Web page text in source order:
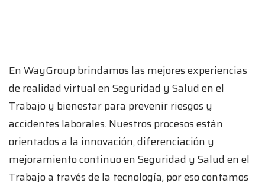
En WayGroup brindamos las mejores experiencias
de realidad virtual en Seguridad y Salud en el
Trabajo y bienestar para prevenir riesgos y
accidentes laborales. Nuestros procesos están
orientados a la innovación, diferenciación y
mejoramiento continuo en Seguridad y Salud en el
Trabajo a través de la tecnología, por eso contamos